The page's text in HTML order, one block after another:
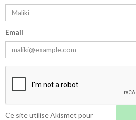
Email
Ce site utilise Akismet pour